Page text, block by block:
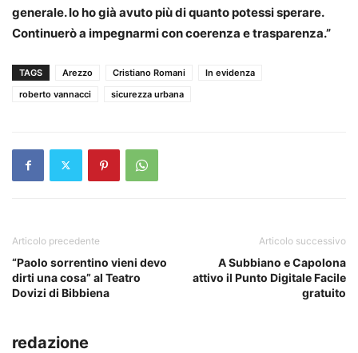
generale. Io ho già avuto più di quanto potessi sperare.
Continuerò a impegnarmi con coerenza e trasparenza.”
TAGS Arezzo Cristiano Romani
In evidenza
roberto vannacci
sicurezza urbana
Articolo precedente
“Paolo sorrentino vieni devo
dirti una cosa” al Teatro
Dovizi di Bibbiena
Articolo successivo
A Subbiano e Capolona
attivo il Punto Digitale Facile
gratuito
redazione